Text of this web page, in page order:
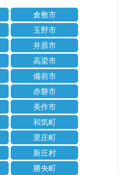
倉敷市
玉野市
井原市
高梁市
備前市
赤磐市
美作市
和気町
里庄町
新庄村
勝央町